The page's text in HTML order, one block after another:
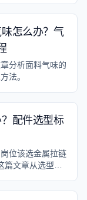
怎么办？气
分析面料气味的
法。
配件选型标
位该选金属拉链
文章从选型标